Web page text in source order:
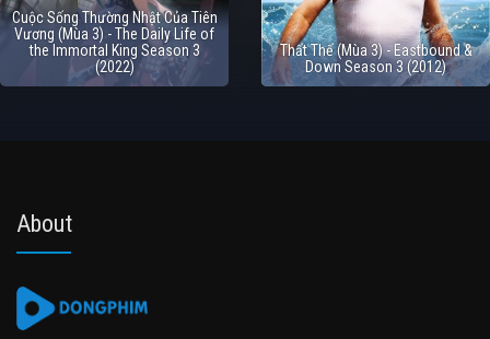
Cuộc Sống Thường Nhật Của Tiên
Vương (Mùa 3) - The Daily Life of
the Immortal King Season 3
(2022)
Thất Thế (Mùa 3) - Eastbound &
Down Season 3 (2012)
About